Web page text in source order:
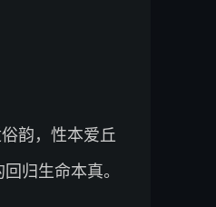
韵，性本爱丘
归生命本真。